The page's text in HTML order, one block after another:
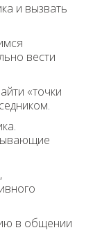
и вызвать
вести
«точки
в общении